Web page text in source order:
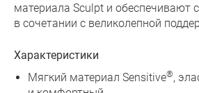
материала Sculpt и обеспечивают
в сочетании с великолепной
Характеристики
Мягкий материал Sensitive®,